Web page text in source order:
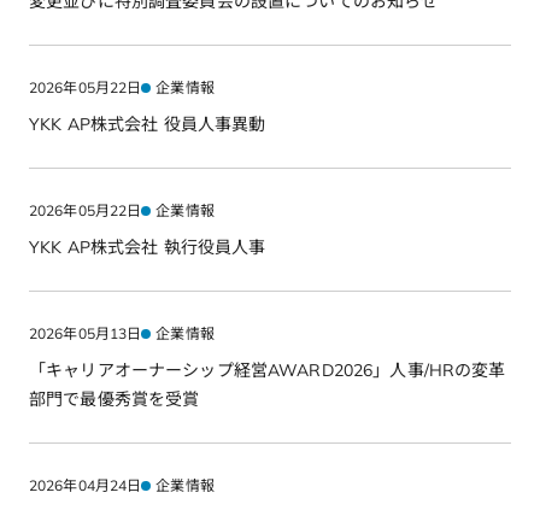
2026年05月22日 企業情報
YKK AP株式会社 役員人事異動
2026年05月22日 企業情報
YKK AP株式会社 執行役員人事
2026年05月13日 企業情報
「キャリアオーナーシップ経営AWARD2026」人事/HRの変革
部門で最優秀賞を受賞
2026年04月24日 企業情報